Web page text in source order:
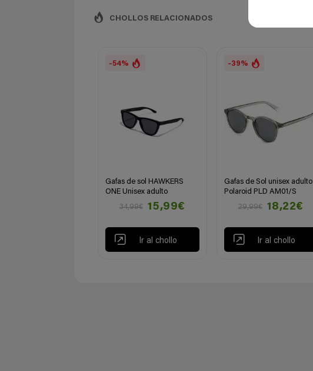
CHOLLOS RELACIONADOS
-54%
Gafas de sol HAWKERS
ONE Unisex adulto
34,99€
15,99€
Ir al chollo
-39%
Gafas de Sol unisex adulto
Polaroid PLD AM01/S
29,99€
18,22€
Ir al chollo